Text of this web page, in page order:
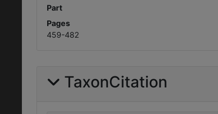
Part
Pages
459-482
TaxonCitation